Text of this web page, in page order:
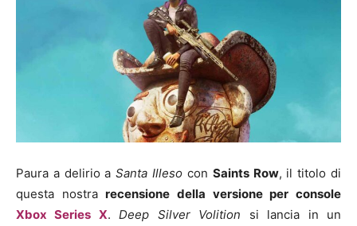
Paura a delirio aSanta Illeso con Saints Row, il titolo di
questa nostrarecensione della versione per console
Xbox Series X.Deep Silver Volition si lancia in un